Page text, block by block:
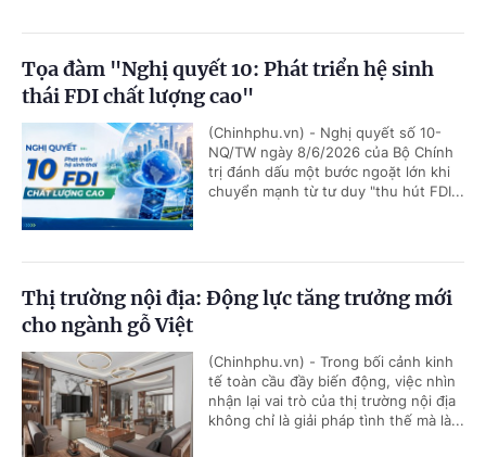
Tọa đàm "Nghị quyết 10: Phát triển hệ sinh
thái FDI chất lượng cao"
(Chinhphu.vn) - Nghị quyết số 10-
NQ/TW ngày 8/6/2026 của Bộ Chính
trị đánh dấu một bước ngoặt lớn khi
chuyển mạnh từ tư duy "thu hút FDI...
Thị trường nội địa: Động lực tăng trưởng mới
cho ngành gỗ Việt
(Chinhphu.vn) - Trong bối cảnh kinh
tế toàn cầu đầy biến động, việc nhìn
nhận lại vai trò của thị trường nội địa
không chỉ là giải pháp tình thế mà là...